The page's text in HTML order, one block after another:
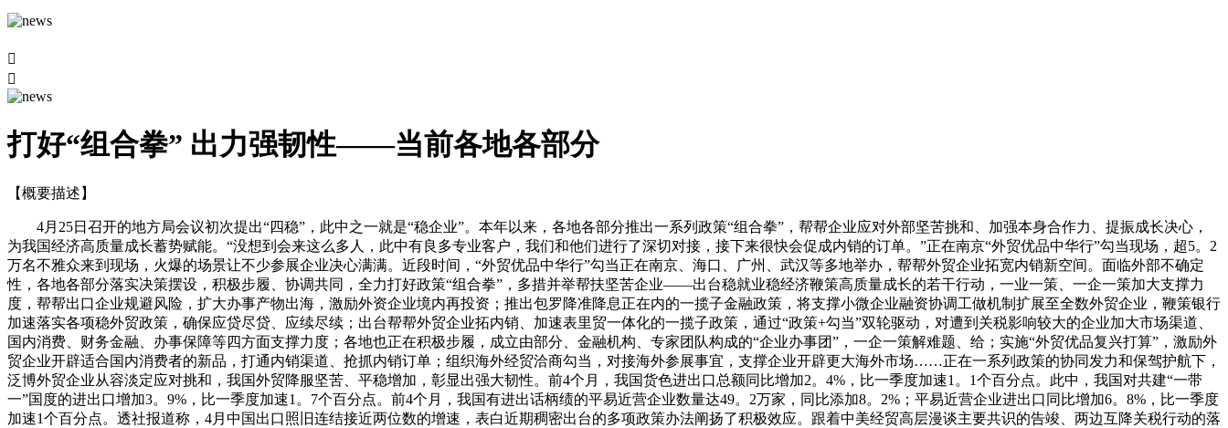


打好“组合拳” 出力强韧性——当前各地各部分
【概要描述】
4月25日召开的地方局会议初次提出“四稳”，此中之一就是“稳企业”。本年以来，各地各部分推出一系列政策“组合拳”，帮帮企业应对外部坚苦挑和、加强本身合作力、提振成长决心，
为我国经济高质量成长蓄势赋能。“没想到会来这么多人，此中有良多专业客户，我们和他们进行了深切对接，接下来很快会促成内销的订单。”正在南京“外贸优品中华行”勾当现场，超5。2
万名不雅众来到现场，火爆的场景让不少参展企业决心满满。近段时间，“外贸优品中华行”勾当正在南京、海口、广州、武汉等多地举办，帮帮外贸企业拓宽内销新空间。面临外部不确定
性，各地各部分落实决策摆设，积极步履、协调共同，全力打好政策“组合拳”，多措并举帮扶坚苦企业——出台稳就业稳经济鞭策高质量成长的若干行动，一业一策、一企一策加大支撑力
度，帮帮出口企业规避风险，扩大办事产物出海，激励外资企业境内再投资；推出包罗降准降息正在内的一揽子金融政策，将支撑小微企业融资协调工做机制扩展至全数外贸企业，鞭策银行
加速落实各项稳外贸政策，确保应贷尽贷、应续尽续；出台帮帮外贸企业拓内销、加速表里贸一体化的一揽子政策，通过“政策+勾当”双轮驱动，对遭到关税影响较大的企业加大市场渠道、
国内消费、财务金融、办事保障等四方面支撑力度；各地也正在积极步履，成立由部分、金融机构、专家团队构成的“企业办事团”，一企一策解难题、给；实施“外贸优品复兴打算”，激励外
贸企业开辟适合国内消费者的新品，打通内销渠道、抢抓内销订单；组织海外经贸洽商勾当，对接海外参展事宜，支撑企业开辟更大海外市场……正在一系列政策的协同发力和保驾护航下，
泛博外贸企业从容淡定应对挑和，我国外贸降服坚苦、平稳增加，彰显出强大韧性。前4个月，我国货色进出口总额同比增加2。4%，比一季度加速1。1个百分点。此中，我国对共建“一带
一”国度的进出口增加3。9%，比一季度加速1。7个百分点。前4个月，我国有进出话柄绩的平易近营企业数量达49。2万家，同比添加8。2%；平易近营企业进出口同比增加6。8%，比一季度
加速1个百分点。透社报道称，4月中国出口照旧连结接近两位数的增速，表白近期稠密出台的多项政策办法阐扬了积极效应。跟着中美经贸高层漫谈主要共识的告竣、两边互降关税行动的落